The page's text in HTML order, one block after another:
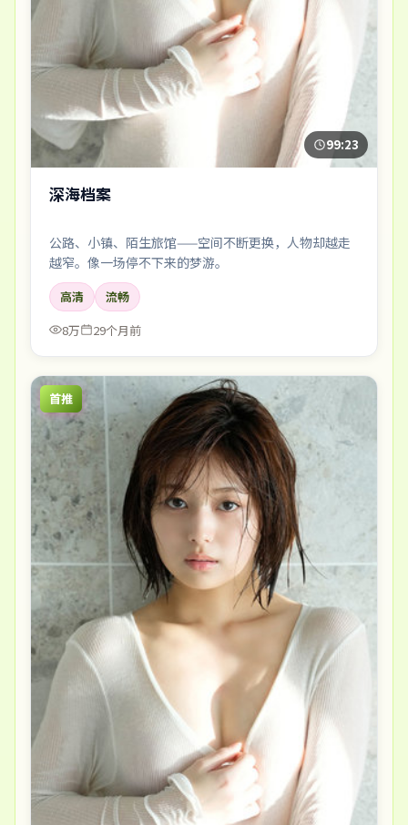
99:23
深海档案
公路、小镇、陌生旅馆——空间不断更换，人物却越走
越窄。像一场停不下来的梦游。
高清
流畅
8万
29个月前
首推